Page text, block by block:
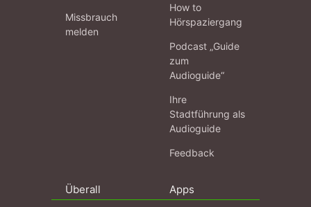
Missbrauch
melden
How to
Hörspaziergang
Podcast „Guide
zum
Audioguide“
Ihre
Stadtführung als
Audioguide
Feedback
Überall Apps